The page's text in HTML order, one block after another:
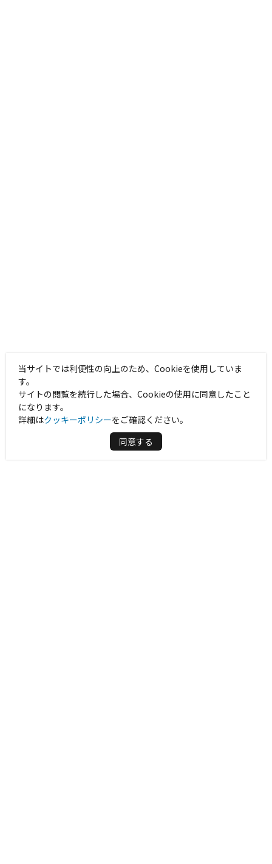
当サイトでは利便性の向上のため、Cookieを使用していま
す。
サイトの閲覧を続行した場合、Cookieの使用に同意したこと
になります。
詳細はクッキーポリシーをご確認ください。
同意する